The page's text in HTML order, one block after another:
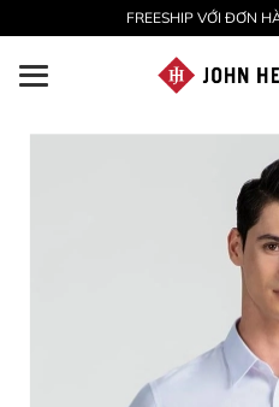
FREESHIP VỚI ĐƠN